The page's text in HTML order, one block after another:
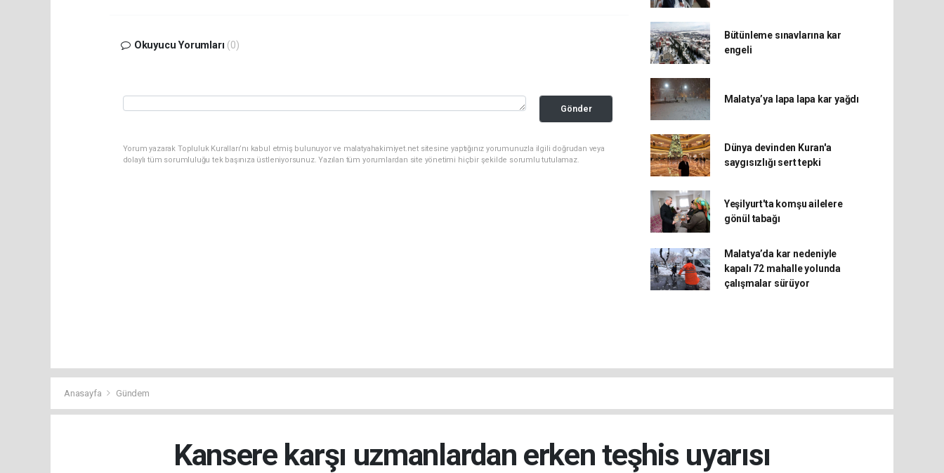
Okuyucu Yorumları (0)
Gönder
Yorum yazarak Topluluk Kuralları’nı kabul etmiş bulunuyor ve malatyahakimiyet.net sitesine yaptığınız yorumunuzla ilgili doğrudan veya
dolaylı tüm sorumluluğu tek başınıza üstleniyorsunuz. Yazılan tüm yorumlardan site yönetimi hiçbir şekilde sorumlu tutulamaz.
Bütünleme sınavlarına kar
engeli
Malatya’ya lapa lapa kar yağdı
Dünya devinden Kuran'a
saygısızlığı sert tepki
Yeşilyurt'ta komşu ailelere
gönül tabağı
Malatya’da kar nedeniyle
kapalı 72 mahalle yolunda
çalışmalar sürüyor
Anasayfa Gündem
Kansere karşı uzmanlardan erken teşhis uyarısı